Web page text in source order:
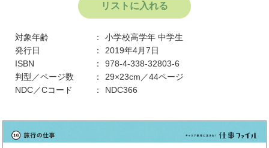
リストに入れる
対象年齢 小学校高学年 中学生
発行日
2019年4月7日
ISBN
978-4-338-32803-6
判型／ページ数
29×23cm／44ページ
NDC／Cコード
NDC366